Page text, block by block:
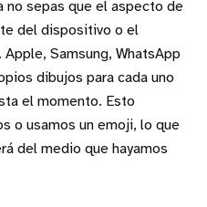
no sepas que el aspecto de
del dispositivo o el
Samsung, WhatsApp
dibujos para cada uno
el momento. Esto
o usamos un emoji, lo que
del medio que hayamos